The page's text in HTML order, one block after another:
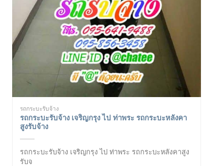
รถกระบะรับจ้าง
รถกระบะรับจ้าง เจริญกรุง ไป ท่าพระ รถกระบะหลังคา
สูงรับจ้าง
รถกระบะรับจ้าง เจริญกรุง ไป ท่าพระ รถกระบะหลังคาสูง
รับจ